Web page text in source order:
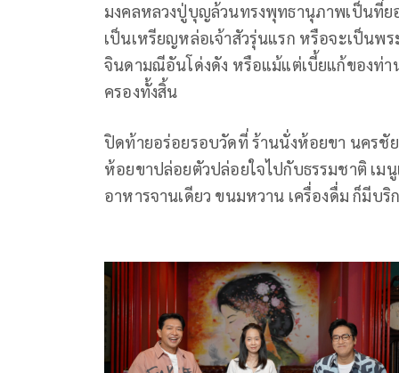
มงคลหลวงปู่บุญล้วนทรงพุทธานุภาพเป็นที่ย
เป็นเหรียญหล่อเจ้าสัวรุ่นแรก หรือจะเป็นพ
จินดามณีอันโด่งดัง หรือแม้แต่เบี้ยแก้ของท่
ครองทั้งสิ้น
ปิดท้ายอร่อยรอบวัดที่ ร้านนั่งห้อยขา นครชั
ห้อยขาปล่อยตัวปล่อยใจไปกับธรรมชาติ เม
อาหารจานเดียว ขนมหวาน เครื่องดื่ม ก็มีบ